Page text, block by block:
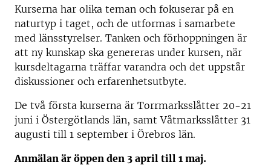
Kurserna har olika teman och fokuserar på en
naturtyp i taget, och de utformas i samarbete
med länsstyrelser. Tanken och förhoppningen är
att ny kunskap ska genereras under kursen, när
kursdeltagarna träffar varandra och det uppstår
diskussioner och erfarenhetsutbyte.
De två första kurserna är Torrmarksslåtter 20-21
juni i Östergötlands län, samt Våtmarksslåtter 31
augusti till 1 september i Örebros län.
Anmälan är öppen den 3 april till 1 maj.